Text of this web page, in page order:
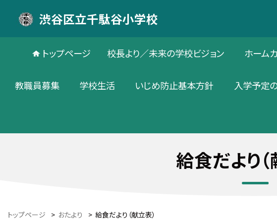
渋谷区立千駄谷小学校
トップページ 校長より／未来の学校ビジョン ホーム
教職員募集 学校生活 いじめ防止基本方針 入学予定
給食だより（
トップページ > おたより > 給食だより（献立表）